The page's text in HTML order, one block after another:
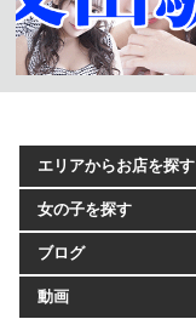
エリアからお店を探す
女の子を探す
ブログ
動画